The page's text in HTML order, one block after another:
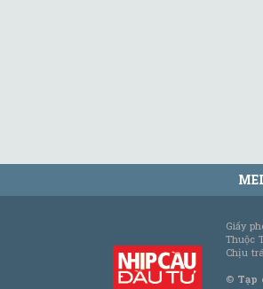
Giấy
Thuộc
Chịu
© Tạp